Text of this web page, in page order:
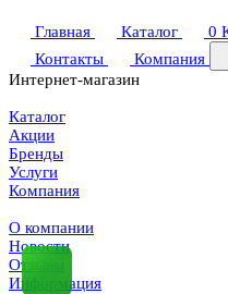
Главная Каталог 0
Контакты
Компания
Интернет-магазин
Каталог
Акции
Бренды
Услуги
Компания
О компании
Новости
Отзывы
Информация